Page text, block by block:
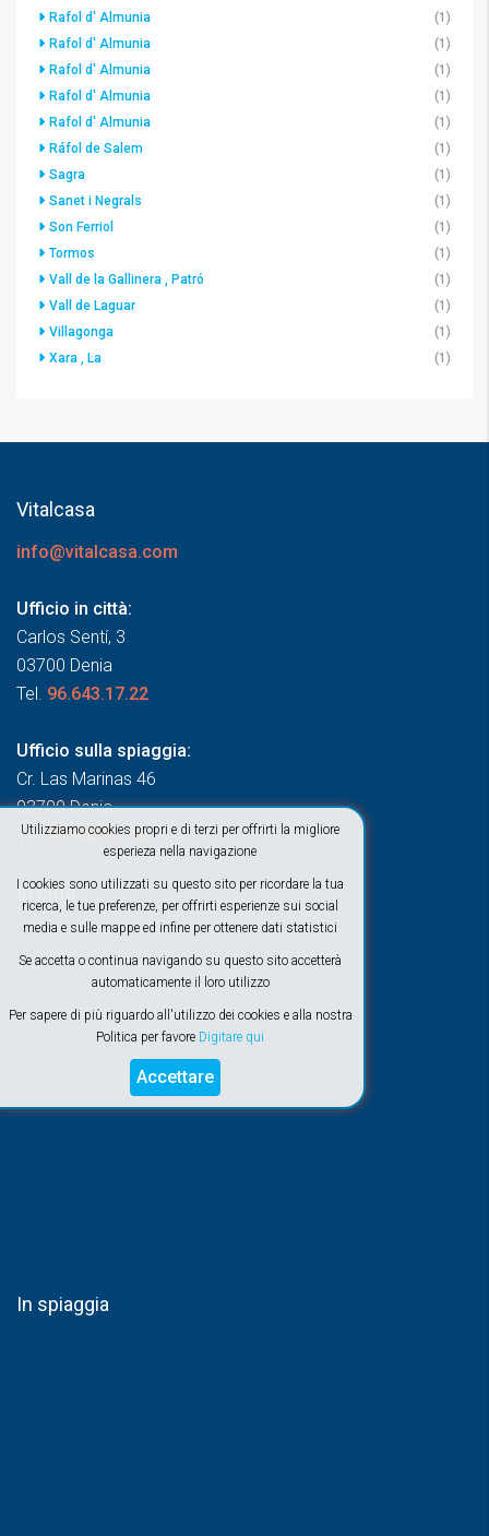
Utilizziamo cookies propri e di terzi per offrirti la migliore
esperieza nella navigazione
I cookies sono utilizzati su questo sito per ricordare la tua
ricerca, le tue preferenze, per offrirti esperienze sui social
media e sulle mappe ed infine per ottenere dati statistici
Se accetta o continua navigando su questo sito accetterà
automaticamente il loro utilizzo
Per sapere di più riguardo all'utilizzo dei cookies e alla nostra
Politica per favore Digitare qui
Accettare
Rafol d' Almunia
(1)
Rafol d' Almunia
(1)
Rafol d' Almunia
(1)
Rafol d' Almunia
(1)
Rafol d' Almunia
(1)
Ráfol de Salem
(1)
Sagra
(1)
Sanet i Negrals
(1)
Son Ferriol
(1)
Tormos
(1)
Vall de la Gallinera , Patró
(1)
Vall de Laguar
(1)
Villagonga
(1)
Xara , La
(1)
Vitalcasa
info@vitalcasa.com
Ufficio in città:
Carlos Sentí, 3
03700 Denia
Tel. 96.643.17.22
Ufficio sulla spiaggia:
Cr. Las Marinas 46
03700 Denia
Tel.96.642.63.38
In città
In spiaggia